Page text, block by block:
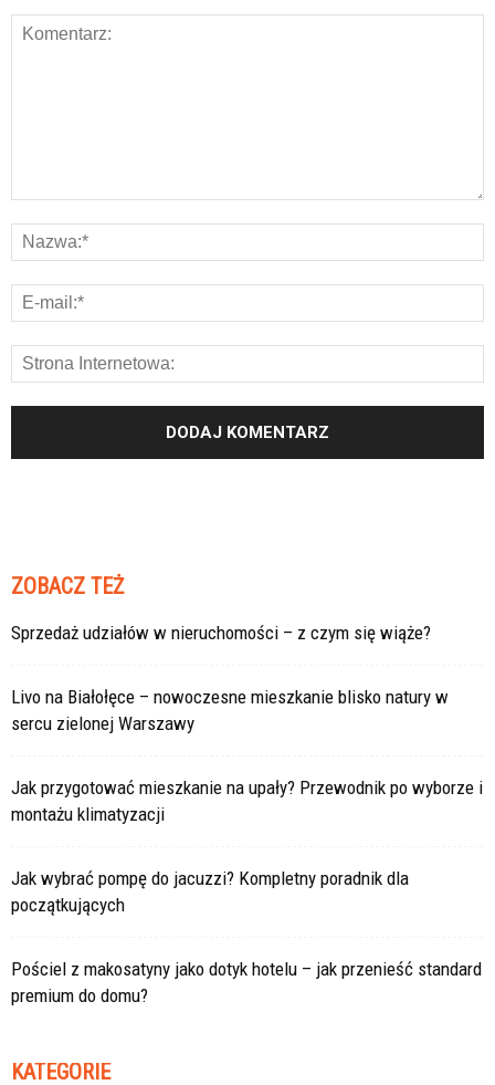
ZOBACZ TEŻ
Sprzedaż udziałów w nieruchomości – z czym się wiąże?
Livo na Białołęce – nowoczesne mieszkanie blisko natury w
sercu zielonej Warszawy
Jak przygotować mieszkanie na upały? Przewodnik po wyborze i
montażu klimatyzacji
Jak wybrać pompę do jacuzzi? Kompletny poradnik dla
początkujących
Pościel z makosatyny jako dotyk hotelu – jak przenieść standard
premium do domu?
KATEGORIE